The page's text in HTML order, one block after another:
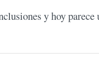
y hoy